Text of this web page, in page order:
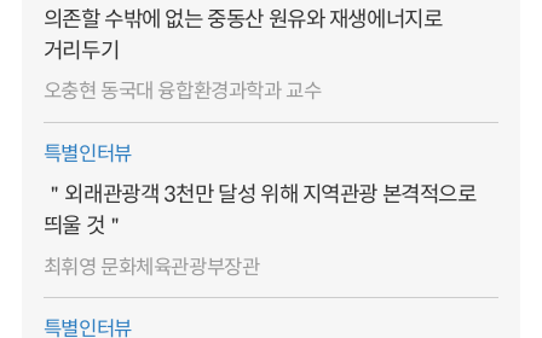
의존할 수밖에 없는 중동산 원유와 재생에너지로
거리두기
오충현 동국대 융합환경과학과 교수
특별인터뷰
＂외래관광객 3천만 달성 위해 지역관광 본격적으로
띄울 것＂
최휘영 문화체육관광부장관
특별인터뷰